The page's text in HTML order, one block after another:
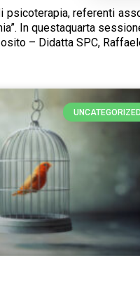
referenti
In questaquarta
– Didatta SPC,
UNCATEGORIZED